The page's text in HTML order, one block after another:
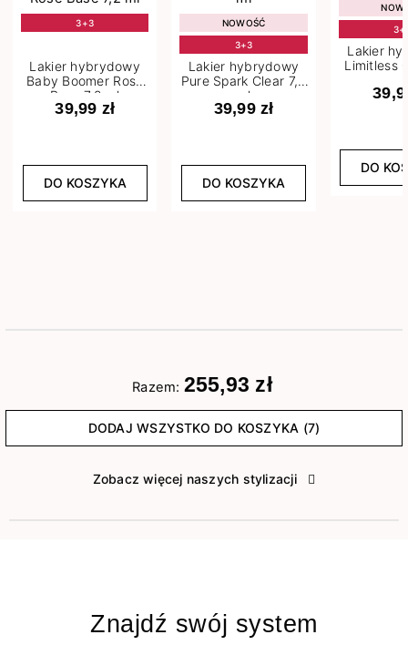
3+3
Lakier hybrydowy
Baby Boomer Rose
Base 7,2 ml
39,99 zł
DO KOSZYKA
NOWOŚĆ
3+3
Lakier hybrydowy
Pure Spark Clear 7,2
ml
39,99 zł
DO KOSZYKA
Lakier
Limitless
DO
Razem: 255,93 zł
DODAJ WSZYSTKO DO KOSZYKA (7)
Zobacz więcej naszych stylizacji
Znajdź swój system